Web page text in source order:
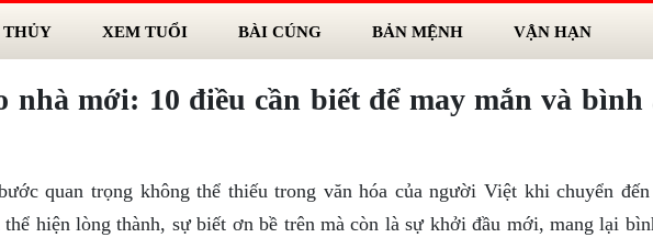
THỦY XEM TUỔI BÀI CÚNG BẢN MỆNH VẬN HẠN
nhà mới: 10 điều cần biết để may mắn và bình
quan trọng không thể thiếu trong văn hóa của người Việt khi chuyển đến
hiện lòng thành, sự biết ơn bề trên mà còn là sự khởi đầu mới, mang lại